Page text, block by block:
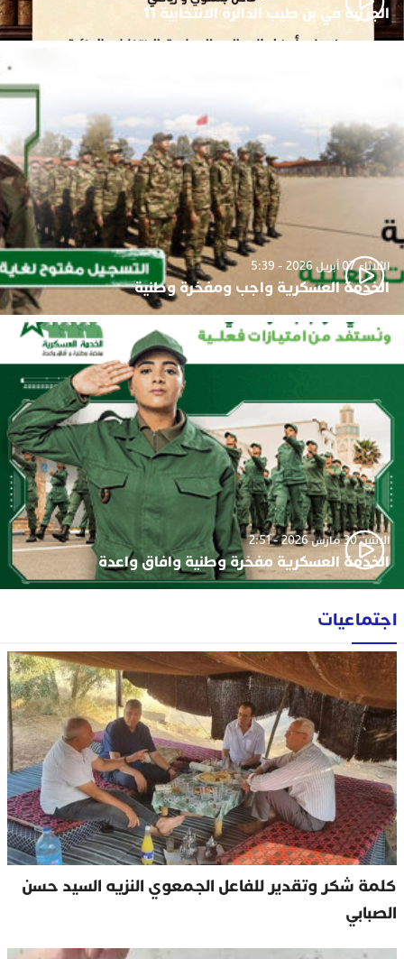
الجزئية في بن طيب الدائرة الانتخابية 11
الثلاثاء 07 أبريل 2026 - 5:39
الخدمة العسكرية واجب ومفخرة وطنية
الإثنين 30 مارس 2026 - 2:51
الخدمة العسكرية مفخرة وطنية وافاق واعدة
اجتماعيات
كلمة شكر وتقدير للفاعل الجمعوي النزيه السيد حسن
الصبابي